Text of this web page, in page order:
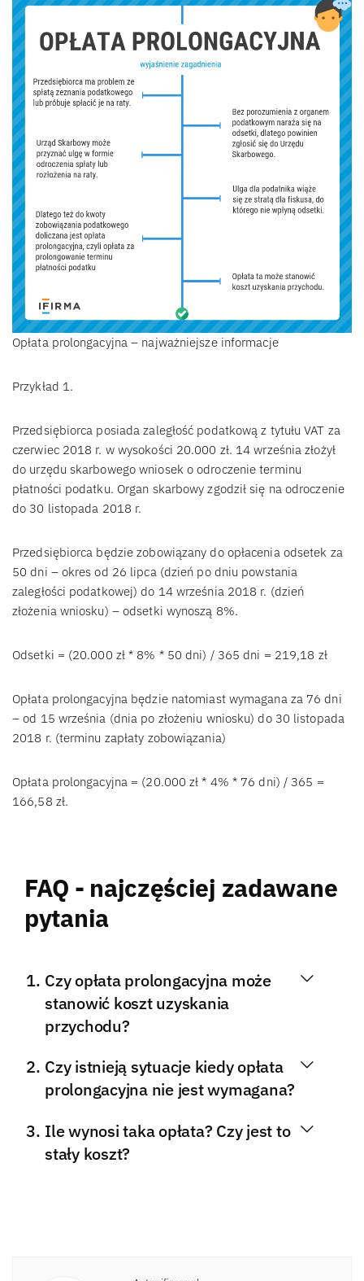
Opłata prolongacyjna – najważniejsze informacje
Przykład 1.
Przedsiębiorca posiada zaległość podatkową z tytułu VAT za
czerwiec 2018 r. w wysokości 20.000 zł. 14 września złożył
do urzędu skarbowego wniosek o odroczenie terminu
płatności podatku. Organ skarbowy zgodził się na odroczenie
do 30 listopada 2018 r.
Przedsiębiorca będzie zobowiązany do opłacenia odsetek za
50 dni – okres od 26 lipca (dzień po dniu powstania
zaległości podatkowej) do 14 września 2018 r. (dzień
złożenia wniosku) – odsetki wynoszą 8%.
Odsetki = (20.000 zł * 8% * 50 dni) / 365 dni = 219,18 zł
Opłata prolongacyjna będzie natomiast wymagana za 76 dni
– od 15 września (dnia po złożeniu wniosku) do 30 listopada
2018 r. (terminu zapłaty zobowiązania)
Opłata prolongacyjna = (20.000 zł * 4% * 76 dni) / 365 =
166,58 zł.
FAQ - najczęściej zadawane
pytania
Czy opłata prolongacyjna może
stanowić koszt uzyskania
przychodu?
Czy istnieją sytuacje kiedy opłata
prolongacyjna nie jest wymagana?
Ile wynosi taka opłata? Czy jest to
stały koszt?